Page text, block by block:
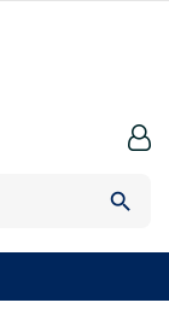
search